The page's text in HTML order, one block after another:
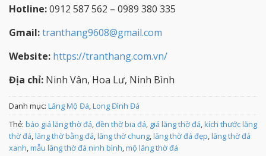
Hotline:0912 587 562 – 0989 380 335
Gmail:tranthang9608@gmail.com
Website: https://tranthang.com.vn/
Địa chỉ: Ninh Vân, Hoa Lư, Ninh Bình
Danh mục: Lăng Mộ Đá,Long Đình Đá
Thẻ: báo giá lăng thờ đá,đền thờ bia đá, giá lăng thờ đá,kích thước lăng
thờ đá,lăng thờ bằng đá,lăng thờ chung,lăng thờ đá đẹp,lăng thờ đá
xanh,mẫu lăng thờ đá ninh bình,mộ lăng thờ đá